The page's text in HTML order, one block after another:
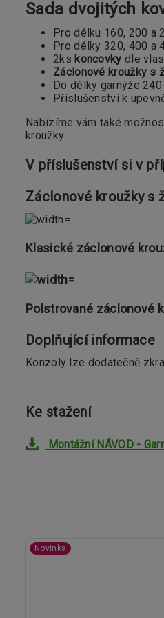
Sada dvojitých
Pro délku 160, 200 a
Pro délky 320, 400 a
2ks koncovky dle
Záclonové kroužky s
Do délky garnýže
Příslušenství k
Nabízíme vám také
kroužky.
V příslušenství si v
Záclonové kroužky s
Klasické záclonové
Polstrované záclonové
Doplňující informace
Konzoly lze dodatečně
Ke stažení
Montážní NÁVOD -
Novinka